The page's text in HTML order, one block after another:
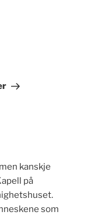
kanskje
på
som